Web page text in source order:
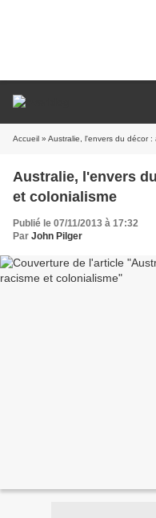
Accueil » Australie, l'envers du décor :
Australie, l'envers
et colonialisme
Publié le 07/11/2013 à 17:32
Par John Pilger